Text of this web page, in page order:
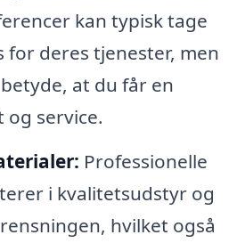
kan typisk tage
for deres tjenester, men
at du får en
og service.
Professionelle
i kvalitetsudstyr og
hvilket også